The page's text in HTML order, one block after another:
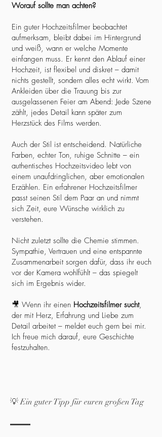
Worauf sollte man achten?
Ein guter Hochzeitsfilmer beobachtet
aufmerksam, bleibt dabei im Hintergrund
und weiß, wann er welche Momente
einfangen muss. Er kennt den Ablauf einer
Hochzeit, ist flexibel und diskret – damit
nichts gestellt, sondern alles echt wirkt. Vom
Ankleiden über die Trauung bis zur
ausgelassenen Feier am Abend: Jede Szene
zählt, jedes Detail kann später zum
Herzstück des Films werden.
Auch der Stil ist entscheidend. Natürliche
Farben, echter Ton, ruhige Schnitte – ein
authentisches Hochzeitsvideo lebt von
einem unaufdringlichen, aber emotionalen
Erzählen. Ein erfahrener Hochzeitsfilmer
passt seinen Stil dem Paar an und nimmt
sich Zeit, eure Wünsche wirklich zu
verstehen.
Nicht zuletzt sollte die Chemie stimmen.
Sympathie, Vertrauen und eine entspannte
Zusammenarbeit sorgen dafür, dass ihr euch
vor der Kamera wohlfühlt – das spiegelt
sich im Ergebnis wider.
🎥 Wenn ihr einen Hochzeitsfilmer sucht,
der mit Herz, Erfahrung und Liebe zum
Detail arbeitet – meldet euch gern bei mir.
Ich freue mich darauf, eure Geschichte
festzuhalten.
💡 Ein guter Tipp für euren großen Tag